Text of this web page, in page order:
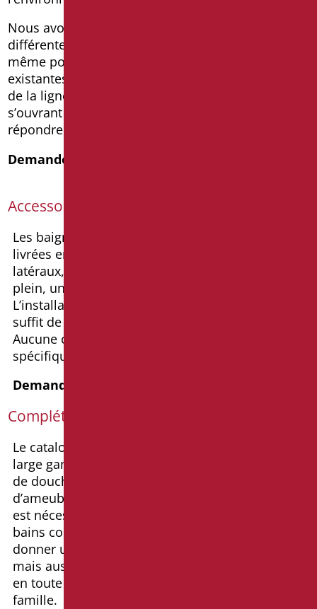
Nous avons des baignoires avec des portes de
différentes longueurs et dimensions, adaptables
même pour les rénovations de salles de bains
existantes. Pour tous les modèles de baignoires
de la ligne Oasis, la version avec la porte
s’ouvrant à droite et à gauche est disponible pour
répondre à tous les choix de positionnement.
Demande d’informations
Accessoires
Les baignoires avec portes de nos lignes sont
livrées en standard avec les deux panneaux
latéraux, une colonne de baignoire avec trop-
plein, un robinet et une douche amovible.
L’installation de notre baignoire est très simple, il
suffit de la connecter au système de plomberie.
Aucune compétence particulière ou expertise
spécifique n’est requise.
Demande d’informations
Complétez votre salle de bain
Le catalogue Goman® propose également la plus
large gamme de poignées de soutien, de sièges
de douche, d’accessoires de sécurité, d’aides
d’ameublement, de sanitaires et de tout ce qui
est nécessaire pour intégrer et rendre la salle de
bains confortable et sûre, non seulement pour
donner une égale dignité aux personnes âgées,
mais aussi pour la rendre élégante et utilisable
en toute sécurité et autonomie pour toute la
famille.